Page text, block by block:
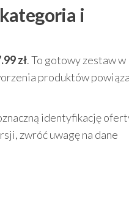
i
zł. To gotowy zestaw w
produktów
identyfikację
zwróć uwagę na dane